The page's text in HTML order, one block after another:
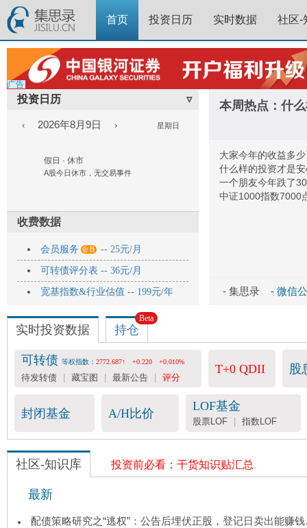
首页 投资日历 实时数据 社区-
广告
投资日历 ▿
‹ 2026年8月9日 › 星期日
假日 · 休市
A股今日休市，无交易事件
收费数据
会员服务  -- 25元/月
可转债评分表 -- 36元/月
宽基指数&行业估值 -- 199元/年
本周热点：什
大家今年的收益多
什么样的投资才是
一个朋友今年跌了
中证1000指数7000
- 集思录 - 微信
实时投资数据 持仓
Beta
可转债 等权指数： 2772.687↑ +0.220 +0.010%
待发转债 藏宝图 最新公告 评分
T+0 QDII 股
封闭基金 A/H比价
LOF基金
股票LOF | 指数LOF
社区-知识库 投资前必看：干货知识贴汇总
最新
配债